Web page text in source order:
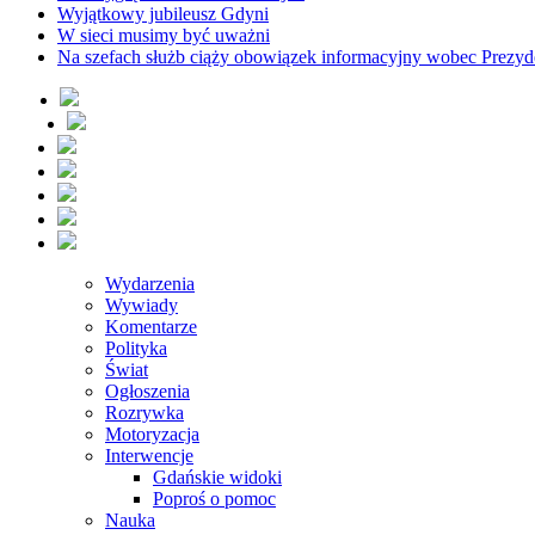
Wyjątkowy jubileusz Gdyni
W sieci musimy być uważni
Na szefach służb ciąży obowiązek informacyjny wobec
Wydarzenia
Wywiady
Komentarze
Polityka
Świat
Ogłoszenia
Rozrywka
Motoryzacja
Interwencje
Gdańskie widoki
Poproś o pomoc
Nauka